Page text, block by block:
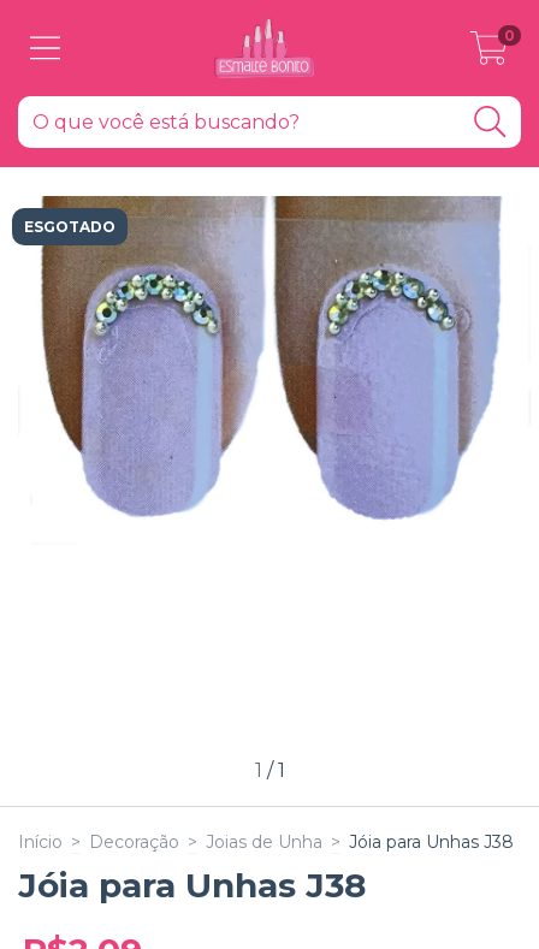
0
ESGOTADO
1 /1
Início > Decoração > Joias de Unha > Jóia para Unhas J38
Jóia para Unhas J38